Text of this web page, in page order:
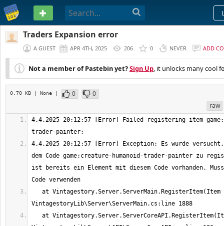
PASTEBIN
Traders Expansion error
A GUEST APR 4TH, 2025 206 0 NEVER ADD
Not a member of Pastebin yet?Sign Up, it unlocks many cool
0.70 KB | None | 0
0
raw
4.4.2025 20:12:57 [Error] Failed registering item
4.4.2025 20:12:57 [Error] Exception: Es wurde
dem Code game:creature-humanoid-trader-painter zu
ist bereits ein Element mit diesem Code vorhanden.